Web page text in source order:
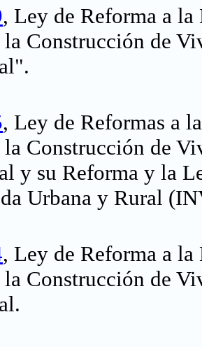
, Ley de Reforma a
la Construcción de
.
, Ley de Reformas a
la Construcción de
y su Reforma y la
Urbana y Rural
, Ley de Reforma a
la Construcción de
.